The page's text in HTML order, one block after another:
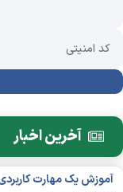
آخرین اخبار